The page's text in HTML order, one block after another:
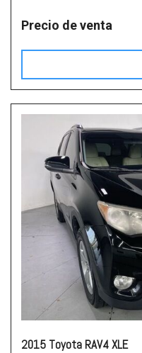
Precio de venta
2015 Toyota RAV4 XLE